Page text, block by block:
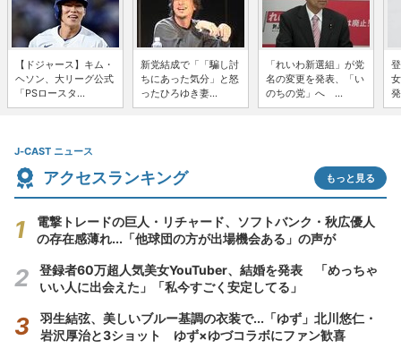
【ドジャース】キム・
ヘソン、大リーグ公式
「PSロースタ...
新党結成で「「騙し討
ちにあった気分」と怒
ったひろゆき妻...
「れいわ新選組」が党
名の変更を発表、「い
のちの党」へ ...
J-CAST ニュース
アクセスランキング もっと見る
電撃トレードの巨人・リチャード、ソフトバンク・秋広優人
の存在感薄れ...「他球団の方が出場機会ある」の声が
登録者60万超人気美女YouTuber、結婚を発表 「めっちゃ
いい人に出会えた」「私今すごく安定してる」
羽生結弦、美しいブルー基調の衣装で...「ゆず」北川悠仁・
岩沢厚治と3ショット ゆず×ゆづコラボにファン歓喜